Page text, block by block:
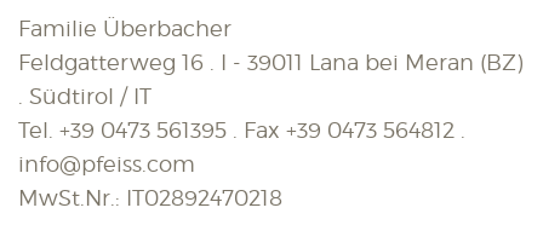
Familie Überbacher
Feldgatterweg 16 . I - 39011 Lana bei Meran (BZ)
. Südtirol / IT
Tel. +39 0473 561395 . Fax +39 0473 564812 .
info@pfeiss.com
MwSt.Nr.: IT02892470218